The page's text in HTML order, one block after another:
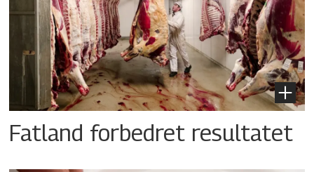
Fatland forbedret resultatet